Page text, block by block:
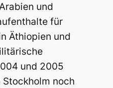
und
für
Äthiopien und
und 2005
noch